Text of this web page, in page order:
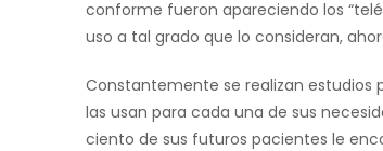
conforme fueron apareciendo los
uso a tal grado que lo consideran,
Constantemente se realizan
las usan para cada una de sus
ciento de sus futuros pacientes le